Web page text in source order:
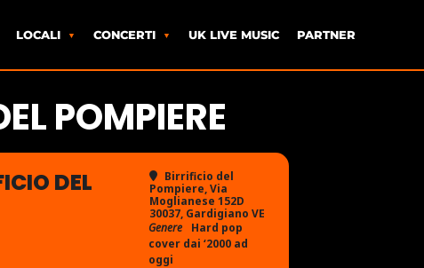
LOCALI CONCERTI UK LIVE MUSIC PARTNER
POMPIERE
DEL
Birrificio del
Pompiere, Via
Moglianese 152D
30037, Gardigiano VE
Genere
Hard pop
cover dai ‘2000 ad
oggi